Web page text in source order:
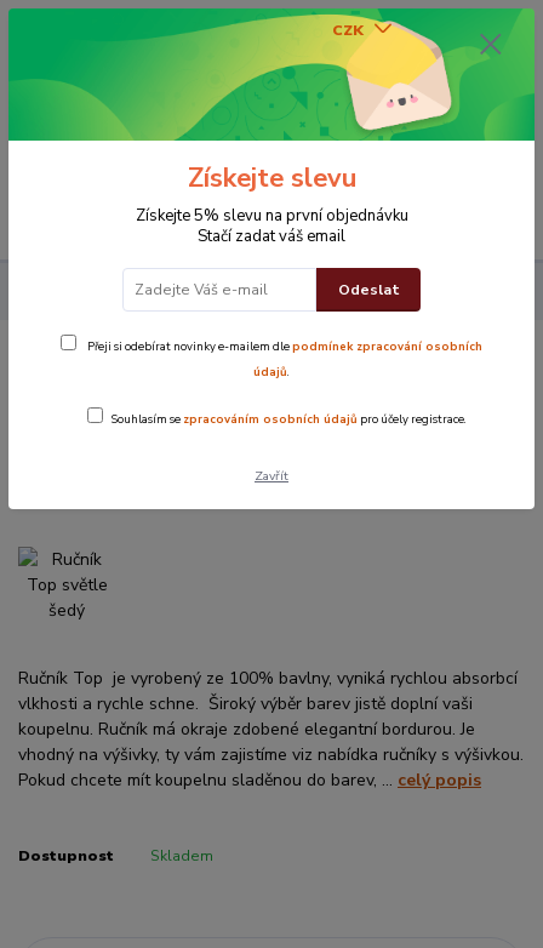
CZK
0 Kč
Ručníky Ručnik Top Ručník Top světle šedý
Ručník Top světle šedý
Ručník Top je vyrobený ze 100% bavlny, vyniká rychlou absorbcí
vlkhosti a rychle schne. Široký výběr barev jistě doplní vaši
koupelnu. Ručník má okraje zdobené elegantní bordurou. Je
vhodný na výšivky, ty vám zajistíme viz nabídka ručníky s výšivkou.
Pokud chcete mít koupelnu sladěnou do barev, ... celý popis
Dostupnost Skladem
Získejte slevu
Získejte 5% slevu na první objednávku
Stačí zadat váš email
Odeslat
Přeji si odebírat novinky e-mailem dlepodmínek zpracování osobních
údajů.
Souhlasím se zpracováním osobních údajů pro účely registrace.
Zavřít